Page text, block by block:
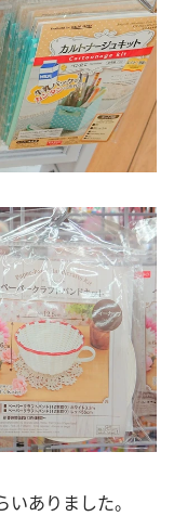
ありました。